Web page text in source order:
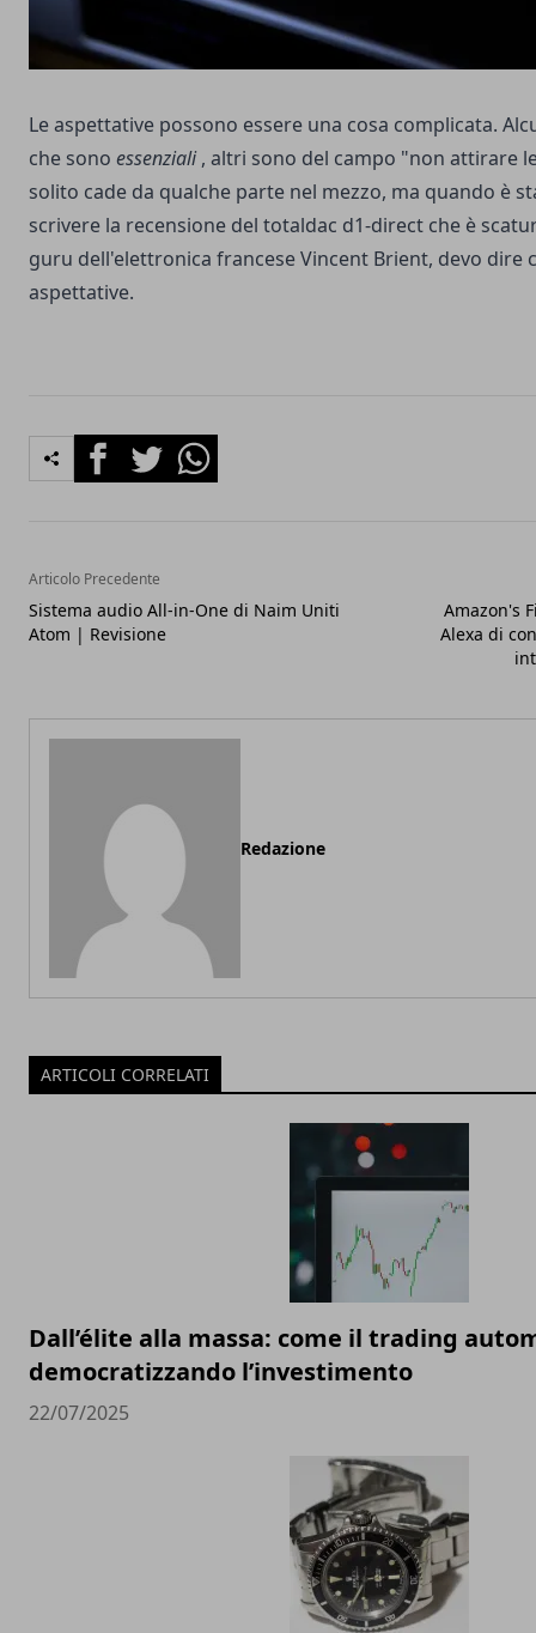
Le aspettative possono essere una cosa complicata.
che sono essenziali, altri sono del campo "non attirare
solito cade da qualche parte nel mezzo, ma quando è
scrivere la recensione del totaldac d1-direct che è
guru dell'elettronica francese Vincent Brient, devo dire
aspettative.
FacebookTwitterWhatsapp
Articolo Precedente
Sistema audio All-in-One di Naim Uniti
Atom | Revisione
Amazon's
Alexa di
Redazione
ARTICOLI CORRELATI
Dall’élite alla massa: come il trading
democratizzando l’investimento
22/07/2025